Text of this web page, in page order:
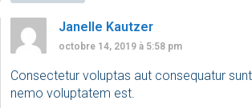
Janelle Kautzer
octobre 14, 2019 à 5:58 pm
Consectetur voluptas aut consequatur
nemo voluptatem est.